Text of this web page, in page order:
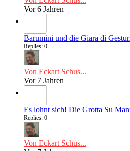
Vor 6 Jahren
Barumini und die Giara di
Replies: 0
Von Eckart Schus...
Vor 7 Jahren
Es lohnt sich! Die Grotta Su
Replies: 0
Von Eckart Schus...